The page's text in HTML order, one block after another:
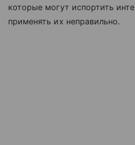
которые могут испортить
применять их неправильно.